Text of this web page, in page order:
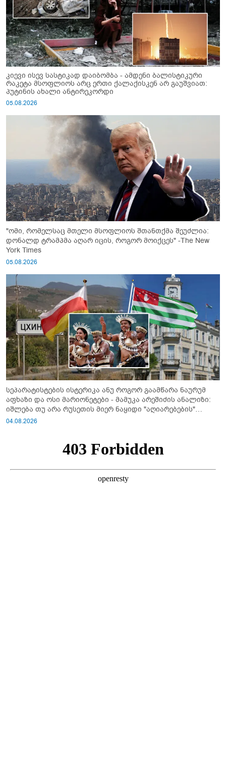
კიევი ისევ სასტიკად დაიბომბა - ამდენი ბალისტიკური
რაკეტა მსოფლიოს არც ერთი ქალაქისკენ არ გაუშვიათ:
პუტინის ახალი ანტირეკორდი
05.08.2026
"ომი, რომელსაც მთელი მსოფლიოს შთანთქმა შეუძლია:
დონალდ ტრამპმა აღარ იცის, როგორ მოიქცეს" -The New
York Times
05.08.2026
სეპარატისტების ისტერიკა ანუ როგორ გაამწარა ნაურუმ
აფხაზი და ოსი მარიონეტები - მამუკა არეშიძის ანალიზი:
იშლება თუ არა რუსეთის მიერ ნაყიდი "აღიარებების"
სისტემა?!
04.08.2026